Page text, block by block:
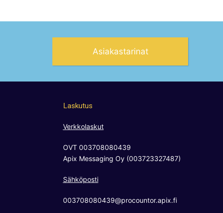
Asiakastarinat
Laskutus
Verkkolaskut
OVT 003708080439
Apix Messaging Oy (003723327487)
Sähköposti
003708080439@procountor.apix.fi